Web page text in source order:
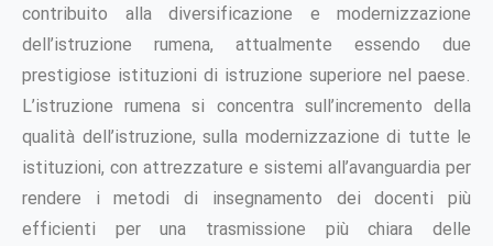
contribuito alla diversificazione e modernizzazione
dell’istruzione rumena, attualmente essendo due
prestigiose istituzioni di istruzione superiore nel paese.
L’istruzione rumena si concentra sull’incremento della
qualità dell’istruzione, sulla modernizzazione di tutte le
istituzioni, con attrezzature e sistemi all’avanguardia per
rendere i metodi di insegnamento dei docenti più
efficienti per una trasmissione più chiara delle